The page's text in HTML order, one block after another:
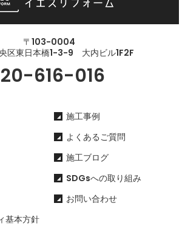
〒103-0004
区東日本橋1-3-9 大内ビル1F2F
616-016
施工事例
よくあるご質問
施工ブログ
SDGsへの取り組み
お問い合わせ
基本方針